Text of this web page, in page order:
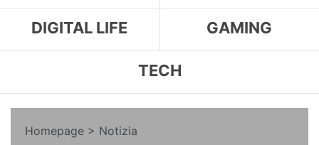
DIGITAL LIFE GAMING
TECH
Homepage > Notizia